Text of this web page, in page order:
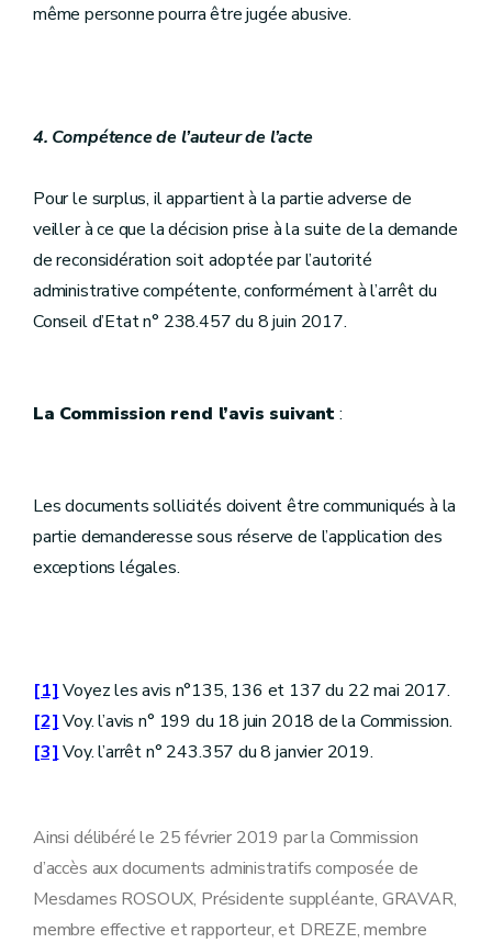
même personne pourra être jugée abusive.
4. Compétence de l’auteur de l’acte
Pour le surplus, il appartient à la partie adverse de
veiller à ce que la décision prise à la suite de la demande
de reconsidération soit adoptée par l’autorité
administrative compétente, conformément à l’arrêt du
Conseil d’Etat n° 238.457 du 8 juin 2017.
La Commission rend l’avis suivant:
Les documents sollicités doivent être communiqués à la
partie demanderesse sous réserve de l’application des
exceptions légales.
[1] Voyez les avis n°135, 136 et 137 du 22 mai 2017.
[2] Voy. l’avis n° 199 du 18 juin 2018 de la Commission.
[3] Voy. l’arrêt n° 243.357 du 8 janvier 2019.
Ainsi délibéré le 25 février 2019 par la Commission
d’accès aux documents administratifs composée de
Mesdames ROSOUX, Présidente suppléante, GRAVAR,
membre effective et rapporteur, et DREZE, membre